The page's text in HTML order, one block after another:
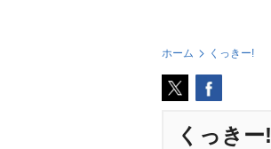
ホーム くっきー!
くっきー!